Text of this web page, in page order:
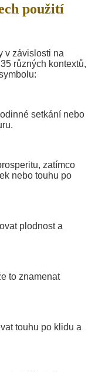
použití
v závislosti na
různých kontextů,
setkání nebo
zatímco
nebo touhu po
plodnost a
to znamenat
touhu po klidu a